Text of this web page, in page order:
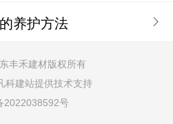
养护方法
丰禾建材版权所有
科建站提供技术支持
2022038592号